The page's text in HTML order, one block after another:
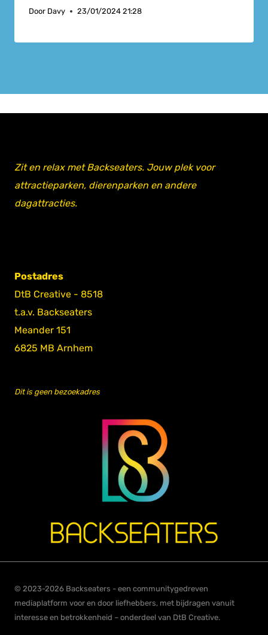
Door Davy 23/01/2024 21:28
Zit en relax met Backseaters. Jouw plek voor
attractieparken, dierenparken en andere
dagattracties.
Postadres
DtB Creative - 8518
t.a.v. Backseaters
Meander 151
6825 MB Arnhem
Dit is geen bezoekadres
© 2023-2026 Backseaters - een communitygedreven
mediaplatform voor en door liefhebbers, met bijdragen vanuit
interesse en betrokkenheid – onderdeel van DtB Creative.